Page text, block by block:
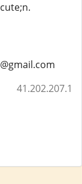
41.202.207.1